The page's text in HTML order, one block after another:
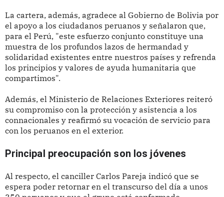
La cartera, además, agradece al Gobierno de Bolivia por
el apoyo a los ciudadanos peruanos y señalaron que,
para el Perú, "este esfuerzo conjunto constituye una
muestra de los profundos lazos de hermandad y
solidaridad existentes entre nuestros países y refrenda
los principios y valores de ayuda humanitaria que
compartimos".
Además, el Ministerio de Relaciones Exteriores reiteró
su compromiso con la protección y asistencia a los
connacionales y reafirmó su vocación de servicio para
con los peruanos en el exterior.
Principal preocupación son los jóvenes
Al respecto, el canciller Carlos Pareja indicó que se
espera poder retornar en el transcurso del día a unos